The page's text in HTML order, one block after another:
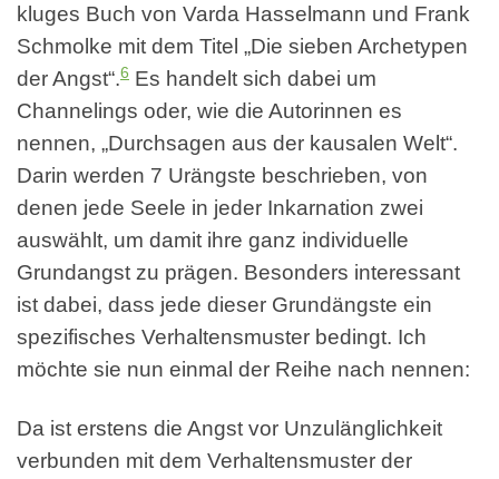
kluges Buch von Varda Hasselmann und Frank
Schmolke mit dem Titel „Die sieben Archetypen
der Angst“.6 Es handelt sich dabei um
Channelings oder, wie die Autorinnen es
nennen, „Durchsagen aus der kausalen Welt“.
Darin werden 7 Urängste beschrieben, von
denen jede Seele in jeder Inkarnation zwei
auswählt, um damit ihre ganz individuelle
Grundangst zu prägen. Besonders interessant
ist dabei, dass jede dieser Grundängste ein
spezifisches Verhaltensmuster bedingt. Ich
möchte sie nun einmal der Reihe nach nennen:
Da ist erstens die Angst vor Unzulänglichkeit
verbunden mit dem Verhaltensmuster der